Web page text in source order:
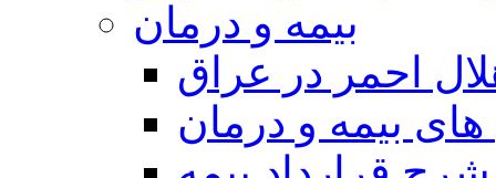
بيمه و درمان
احمر در عراق
بیمه و درمان